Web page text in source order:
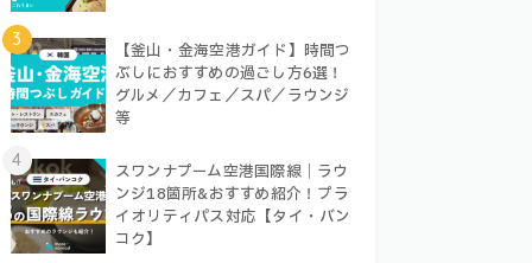
3
【釜山・金海空港ガイド】時間つ
ぶしにおすすめの過ごし方6選！
グルメ／カフェ／スパ／ラウンジ
等
4
スワンナプーム空港国際線｜ラウ
ンジ18箇所&おすすめ紹介！プラ
イオリティパス対応【タイ・バン
コク】